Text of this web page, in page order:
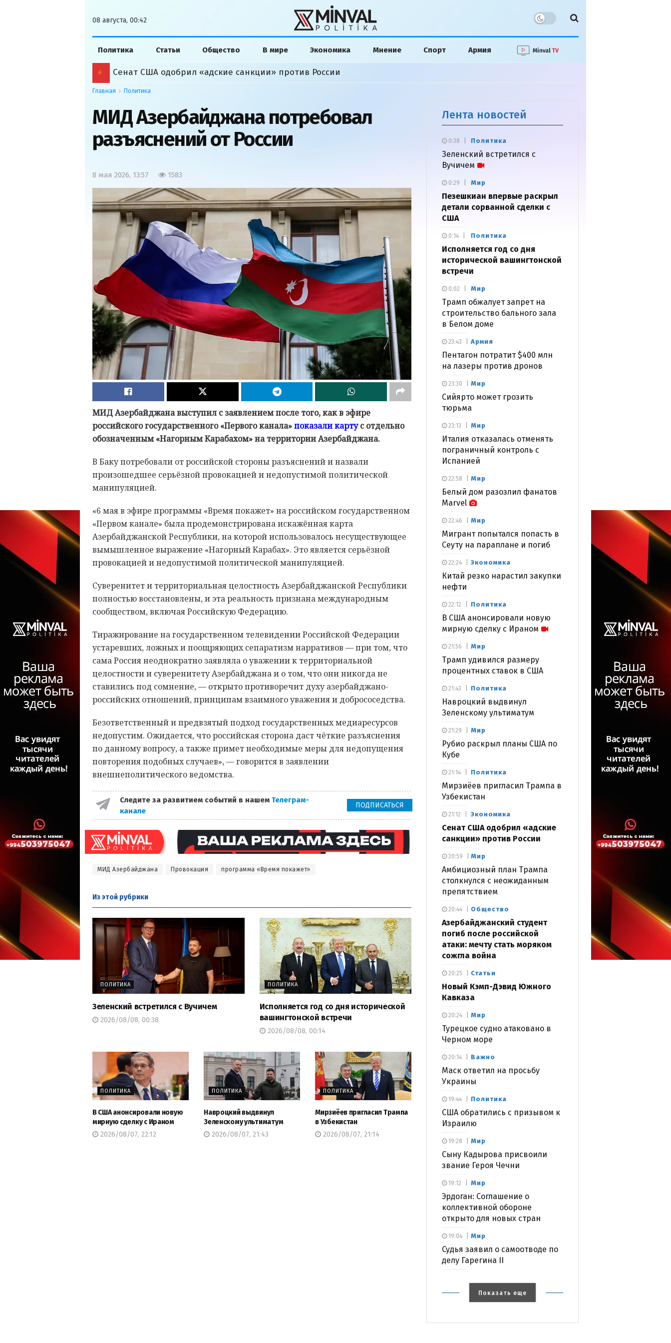
08 августа, 00:42
Политика Статьи Общество В мире Экономика Мнение Спорт Армия
Сенат США одобрил «адские санкции» против России
Главная Политика
МИД Азербайджана потребовал
разъяснений от России
8 мая 2026, 13:57 1583
МИД Азербайджана выступил с заявлением после того, как в эфире
российского государственного «Первого канала»показали картус отдельно
обозначенным «Нагорным Карабахом» на территории Азербайджана.
В Баку потребовали от российской стороны разъяснений и назвали
произошедшее серьёзной провокацией и недопустимой политической
манипуляцией.
«6 мая в эфире программы «Время покажет» на российском государственном
«Первом канале» была продемонстрирована искажённая карта
Азербайджанской Республики, на которой использовалось несуществующее
вымышленное выражение «Нагорный Карабах». Это является серьёзной
провокацией и недопустимой политической манипуляцией.
Суверенитет и территориальная целостность Азербайджанской Республики
полностью восстановлены, и эта реальность признана международным
сообществом, включая Российскую Федерацию.
Тиражирование на государственном телевидении Российской Федерации
устаревших, ложных и поощряющих сепаратизм нарративов — при том, что
сама Россия неоднократно заявляла о уважении к территориальной
целостности и суверенитету Азербайджана и о том, что они никогда не
ставились под сомнение, — открыто противоречит духу азербайджано-
российских отношений, принципам взаимного уважения и добрососедства.
Безответственный и предвзятый подход государственных медиаресурсов
недопустим. Ожидается, что российская сторона даст чёткие разъяснения
по данному вопросу, а также примет необходимые меры для недопущения
повторения подобных случаев», — говорится в заявлении
внешнеполитического ведомства.
Следите за развитием событий в нашем Телеграм-
канале
ПОДПИСАТЬСЯ
МИД Азербайджана Провокация программа «Время покажет»
Из этой рубрики
ПОЛИТИКА
Зеленский встретился с Вучичем
2026/08/08, 00:38
ПОЛИТИКА
Исполняется год со дня исторической
вашингтонской встречи
2026/08/08, 00:14
ПОЛИТИКА
В США анонсировали новую
мирную сделку с Ираном
2026/08/07, 22:12
ПОЛИТИКА
Навроцкий выдвинул
Зеленскому ультиматум
2026/08/07, 21:43
ПОЛИТИКА
Мирзиёев пригласил Трампа
в Узбекистан
2026/08/07, 21:14
Лента новостей
Политика
Зеленский встретился с
Вучичем
0:38
Мир
Пезешкиан впервые раскрыл
детали сорванной сделки с
США
0:29
Политика
Исполняется год со дня
исторической вашингтонской
встречи
0:14
Мир
Трамп обжалует запрет на
строительство бального зала
в Белом доме
0:02
Армия
Пентагон потратит $400 млн
на лазеры против дронов
23:43
Мир
Сийярто может грозить
тюрьма
23:30
Мир
Италия отказалась отменять
пограничный контроль с
Испанией
23:13
Мир
Белый дом разозлил фанатов
Marvel
22:58
Мир
Мигрант попытался попасть в
Сеуту на параплане и погиб
22:46
Экономика
Китай резко нарастил закупки
нефти
22:24
Политика
В США анонсировали новую
мирную сделку с Ираном
22:12
Мир
Трамп удивился размеру
процентных ставок в США
21:56
Политика
Навроцкий выдвинул
Зеленскому ультиматум
21:43
Мир
Рубио раскрыл планы США по
Кубе
21:29
Политика
Мирзиёев пригласил Трампа в
Узбекистан
21:14
Экономика
Сенат США одобрил «адские
санкции» против России
21:12
Мир
Амбициозный план Трампа
столкнулся с неожиданным
препятствием
20:59
Общество
Азербайджанский студент
погиб после российской
атаки: мечту стать моряком
сожгла война
20:44
Статьи
Новый Кэмп-Дэвид Южного
Кавказа
20:25
Мир
Турецкое судно атаковано в
Черном море
20:24
Важно
Маск ответил на просьбу
Украины
20:14
Политика
США обратились с призывом к
Израилю
19:44
Мир
Сыну Кадырова присвоили
звание Героя Чечни
19:28
Мир
Эрдоган: Соглашение о
коллективной обороне
открыто для новых стран
19:12
Мир
Судья заявил о самоотводе по
делу Гарегина II
19:04
Показать еще